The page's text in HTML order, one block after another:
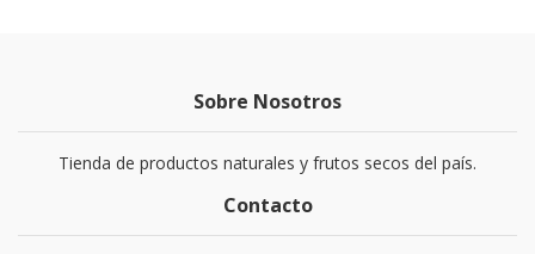
Sobre Nosotros
Tienda de productos naturales y frutos secos del país.
Contacto